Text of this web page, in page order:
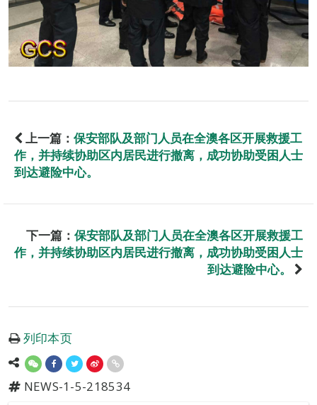
上一篇： 保安部队及部门人员在全澳各区开展救援工
作，并持续协助区内居民进行撤离，成功协助受困人士
到达避险中心。
下一篇： 保安部队及部门人员在全澳各区开展救援工
作，并持续协助区内居民进行撤离，成功协助受困人士
到达避险中心。
列印本页
NEWS-1-5-218534